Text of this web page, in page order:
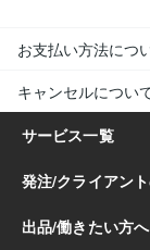
お支払い方法につ
キャンセルについ